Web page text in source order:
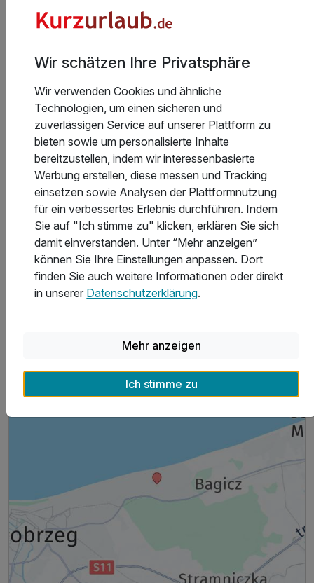
Allgemeine Geschäftsbedingungen
Aktuelle Infos des Hotels
Das Hotel Mona Lisa investiert in mehr Komfort -
bis Sommer 2026 entsteht ein zusätzlicher
Gebäudeteil. Mögliche Lärmentwicklungen lassen
sich derzeit nicht verlässlich einschätzen. Die
Hotelleitung bemüht sich, Zimmer auf der vom Bau
abgewandten Seite zu vergeben. Unsere Idea Spa
- Ansprechpartner
Wir schätzen Ihre Privatsphäre
Wir verwenden Cookies und ähnliche
Technologien, um einen sicheren und
zuverlässigen Service auf unserer Plattform zu
bieten sowie um personalisierte Inhalte
bereitzustellen, indem wir interessenbasierte
Werbung erstellen, diese messen und Tracking
einsetzen sowie Analysen der Plattformnutzung
für ein verbessertes Erlebnis durchführen. Indem
Sie auf "Ich stimme zu" klicken, erklären Sie sich
damit einverstanden. Unter “Mehr anzeigen”
können Sie Ihre Einstellungen anpassen. Dort
finden Sie auch weitere Informationen oder direkt
in unserer Datenschutzerklärung.
Mehr anzeigen
Ich stimme zu